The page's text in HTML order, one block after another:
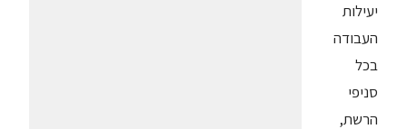
יעילות
העבודה
בכל
סניפי
הרשת,